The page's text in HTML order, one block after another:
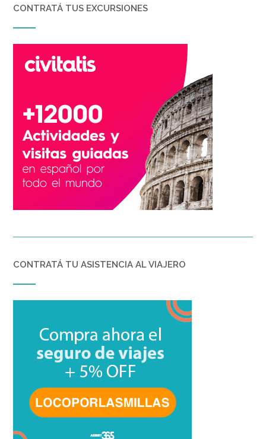
CONTRATÁ TUS EXCURSIONES
CONTRATÁ TU ASISTENCIA AL VIAJERO